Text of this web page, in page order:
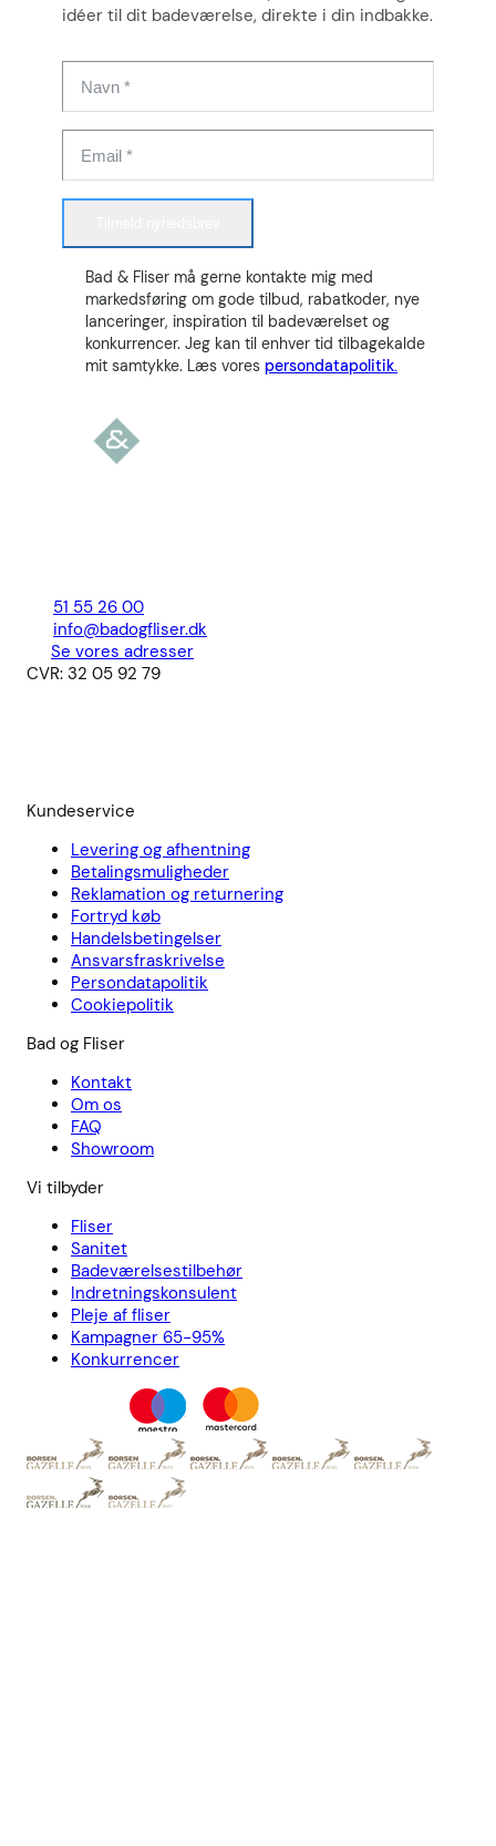
idéer til dit badeværelse, direkte i din indbakke.
Bad & Fliser må gerne kontakte mig med
markedsføring om gode tilbud, rabatkoder, nye
lanceringer, inspiration til badeværelset og
konkurrencer. Jeg kan til enhver tid tilbagekalde
mit samtykke. Læs vores persondatapolitik.
51 55 26 00
info@badogfliser.dk
Se vores adresser
CVR: 32 05 92 79
Kundeservice
Levering og afhentning
Betalingsmuligheder
Reklamation og returnering
Fortryd køb
Handelsbetingelser
Ansvarsfraskrivelse
Persondatapolitik
Cookiepolitik
Bad og Fliser
Kontakt
Om os
FAQ
Showroom
Vi tilbyder
Fliser
Sanitet
Badeværelsestilbehør
Indretningskonsulent
Pleje af fliser
Kampagner 65-95%
Konkurrencer